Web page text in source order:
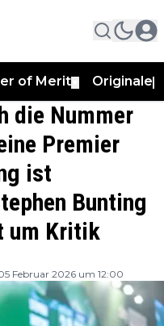
of Merit Originale
die Nummer
Premier
ist
Bunting
um Kritik
Februar 2026 um 12:00